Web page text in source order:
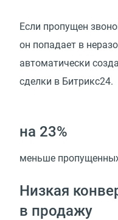
Если пропущен
он попадает в
автоматически
сделки в Битрикс24.
на 23%
меньше
Низкая
в продажу